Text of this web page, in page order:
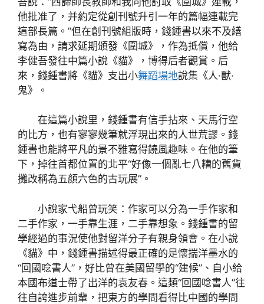
他批准了，并約定從創刊號升引一年的篇幅連載完
這部長篇。”但在創刊號組版時，錢鍾書以來不及繕
寫為由，請求延期頒發《圍城》，作為抵償，他給
李健吾發往中篇小說《貓》，博得后者觀賞。后
來，錢鍾書將《貓》支出小舞蹈場地說集《人·獸·
鬼》。
在這篇小說里，錢鍾書有信手拈來、天馬行空
的比方，也有寥寥幾筆就浮現出來的人世荒謬。錢
鍾書也能將平凡的景不雅寫得饒風趣味。在他的筆
下，掉往首都位置的北平“好像一個亂七八糟的舊貨
攤改稱為五顏六色的古玩展”。
小說家弋船曾玩笑：作家可以分為一手作家和
二手作家，一手靠生涯，二手靠想象。錢鍾書的留
學經過的事況使他對留洋分子有親身領會。在小說
《貓》中，錢鍾書描述得最正確的是懷揣洋墨水的
“回國唸書人”，好比曾在美國留學的“建候”、自小給
本國布道士帶了出洋的袁友春。這類“回國唸書人”往
往自誇進步前輩，把東方的學問看得比中國的學問